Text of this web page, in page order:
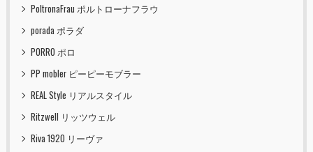
PoltronaFrau ポルトローナフラウ
porada ポラダ
PORRO ポロ
PP mobler ピーピーモブラー
REAL Style リアルスタイル
Ritzwell リッツウェル
Riva 1920 リーヴァ